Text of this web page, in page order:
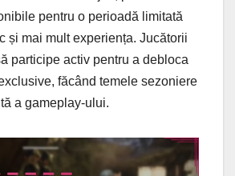
pentru o perioadă limitată
și mai mult experiența. Jucătorii
participe activ pentru a debloca
făcând temele sezoniere
a gameplay-ului.